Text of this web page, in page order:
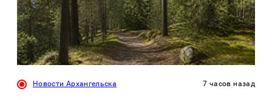
Новости Архангельска 7 часов назад